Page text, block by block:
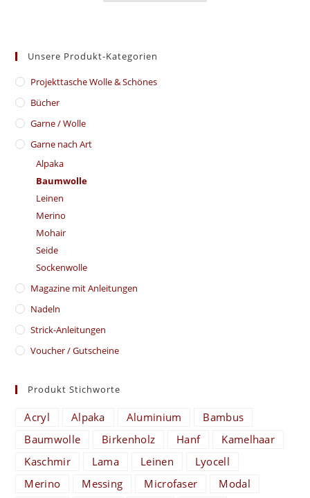
Unsere Produkt-Kategorien
​Projekttasche Wolle & Schönes
Bücher
Garne / Wolle
Garne nach Art
Alpaka
Baumwolle
Leinen
Merino
Mohair
Seide
Sockenwolle
Magazine mit Anleitungen
Nadeln
Strick-Anleitungen
Voucher / Gutscheine
Produkt Stichworte
Acryl Alpaka Aluminium
Bambus
Baumwolle
Birkenholz Hanf
Kamelhaar
Kaschmir
Lama Leinen
Lyocell
Merino
Messing Microfaser
Modal